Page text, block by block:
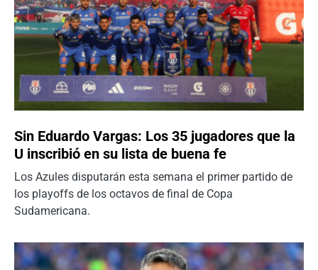
Sin Eduardo Vargas: Los 35 jugadores que la
U inscribió en su lista de buena fe
Los Azules disputarán esta semana el primer partido de
los playoffs de los octavos de final de Copa
Sudamericana.